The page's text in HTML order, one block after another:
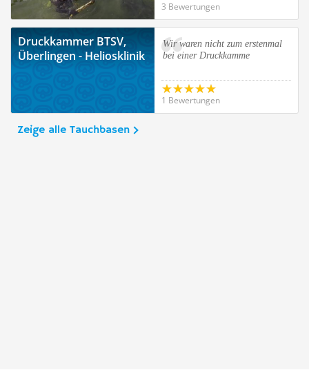
3 Bewertungen
Druckkammer BTSV,
Überlingen - Heliosklinik
Wir waren nicht zum erstenmal
bei einer Druckkamme
1 Bewertungen
Zeige alle Tauchbasen